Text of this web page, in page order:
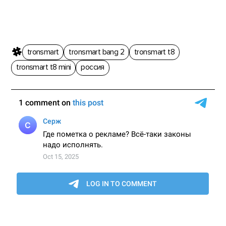
tronsmart tronsmart bang 2
tronsmart t8
tronsmart t8 mini
россия